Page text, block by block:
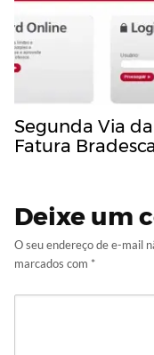
Segunda Via da
Fatura
Deixe um
O seu endereço de e-mail
marcados com *